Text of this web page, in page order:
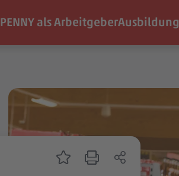
PENNY als ArbeitgeberAusbildung